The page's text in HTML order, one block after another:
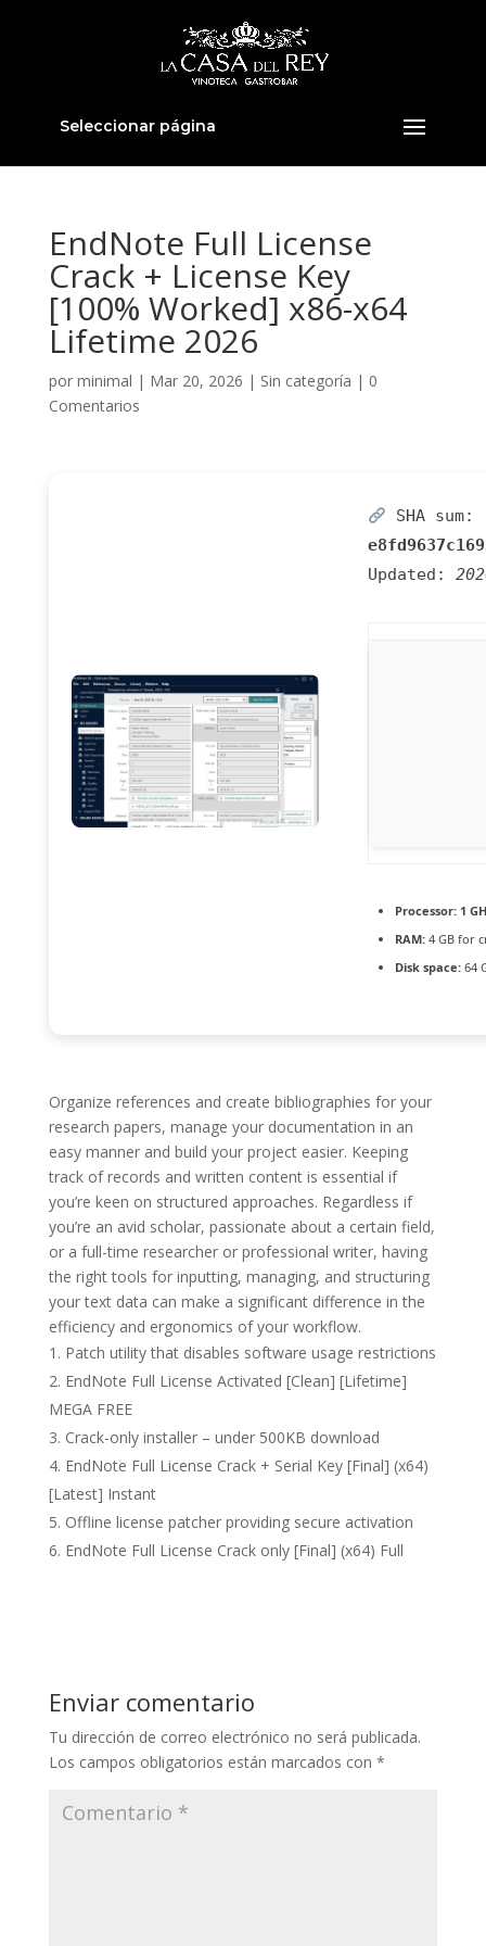
Seleccionar página
EndNote Full License
Crack + License Key
[100% Worked] x86-x64
Lifetime 2026
por minimal | Mar 20, 2026 | Sin categoría | 0
Comentarios
SHA sum:
Updated:
Processor:1
RAM:4 GB for
Disk space:64
Organize references and create bibliographies for your
research papers, manage your documentation in an
easy manner and build your project easier. Keeping
track of records and written content is essential if
you’re keen on structured approaches. Regardless if
you’re an avid scholar, passionate about a certain field,
or a full-time researcher or professional writer, having
the right tools for inputting, managing, and structuring
your text data can make a significant difference in the
efficiency and ergonomics of your workflow.
Patch utility that disables software usage restrictions
EndNote Full License Activated [Clean] [Lifetime]
MEGA FREE
Crack-only installer – under 500KB download
EndNote Full License Crack + Serial Key [Final] (x64)
[Latest] Instant
Offline license patcher providing secure activation
EndNote Full License Crack only [Final] (x64) Full
Enviar comentario
Tu dirección de correo electrónico no será publicada.
Los campos obligatorios están marcados con *